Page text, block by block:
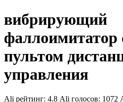
вибрирующий
фаллоимитатор
пультом
управления
Ali рейтинг: 4.8 Ali голосов: 1072